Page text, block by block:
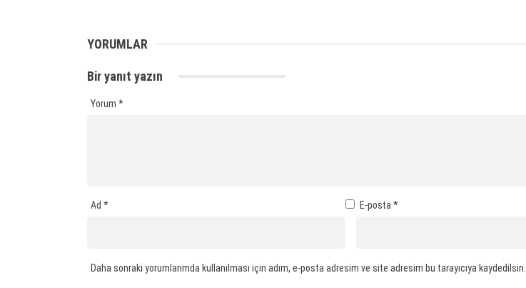
YORUMLAR
Bir yanıt yazın
Yorum *
Ad * E-posta*
Daha sonraki yorumlarımda kullanılması için adım, e-posta adresim ve site adresim bu tarayıcıya kaydedilsin.